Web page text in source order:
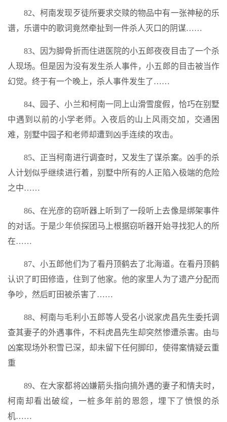
82、柯南发现歹徒所要求交赎的物品中有一张神秘的乐
谱，乐谱中的歌词竟然牵扯到一件杀人灭口的阴谋……
83、因为脚骨折而住进医院的小五郎夜夜目击了一个杀
人现场。但是因为没有发生杀人事件，小五郎的目击被当作
幻觉。终于有一个晚上，杀人事件发生了……
84、园子、小兰和柯南一同上山滑雪度假，恰巧在别墅
中遇到以前的小学老师。入夜后的山上风雨交加，交通困
难，别墅中园子和老师却遭到凶手连续的攻击。
85、正当柯南进行调查时，又发生了谋杀案。凶手的杀
人计划似乎继续进行着，别墅中所有的人正陷入极端的危险
之中……
86、在光彦的窃听器上听到了一段听上去像是绑架事件
的对话。于是少年侦探团马上根据窃听器开始寻找犯人的所
在……
87、小五郎他们为了看丹顶鹤去了北海道。在看丹顶鹤
认识了町田修造，住到了他家。他的家里人为了遗产分配而
争吵，然后町田被杀害了……
88、柯南与毛利小五郎等人受名小说家虎昌先生委托调
查其妻子的外遇事件，不料虎昌先生却突然惨遭杀害。由与
凶案现场外积雪已深，却未留下任何脚印，使得案情疑云重
重
89、在大家都将凶嫌箭头指向搞外遇的妻子和情夫时，
柯南却看出破绽，一桩多年前的恩怨，埋下了愤恨的杀
机……